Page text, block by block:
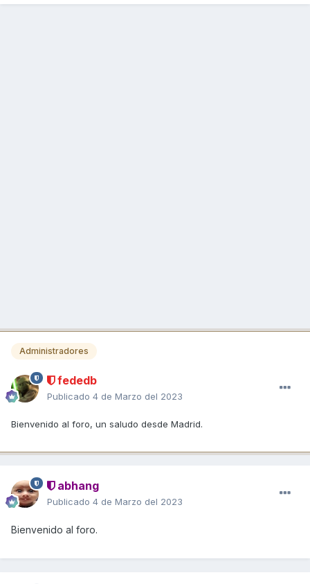
Administradores
fededb
Publicado 4 de Marzo del 2023
Bienvenido al foro, un saludo desde Madrid.
abhang
Publicado 4 de Marzo del 2023
Bienvenido al foro.